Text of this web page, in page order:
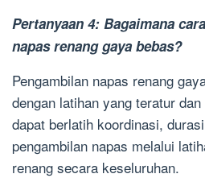
Pertanyaan 4: Bagaimana
napas renang gaya bebas?
Pengambilan napas renang
dengan latihan yang teratur
dapat berlatih koordinasi,
pengambilan napas melalui
renang secara keseluruhan.